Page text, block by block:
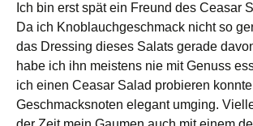
Ich bin erst spät ein Freund des Ceasar
Da ich Knoblauchgeschmack nicht so
das Dressing dieses Salats gerade
habe ich ihn meistens nie mit Genuss
ich einen Ceasar Salad probieren
Geschmacksnoten elegant umging.